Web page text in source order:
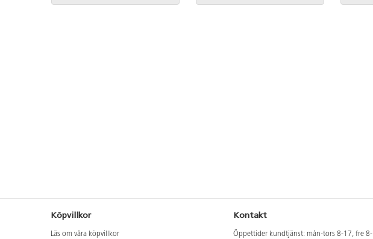
Köpvillkor
Läs om våra köpvillkor
Kontakt
Öppettider kundtjänst: mån-tors 8-17, fre